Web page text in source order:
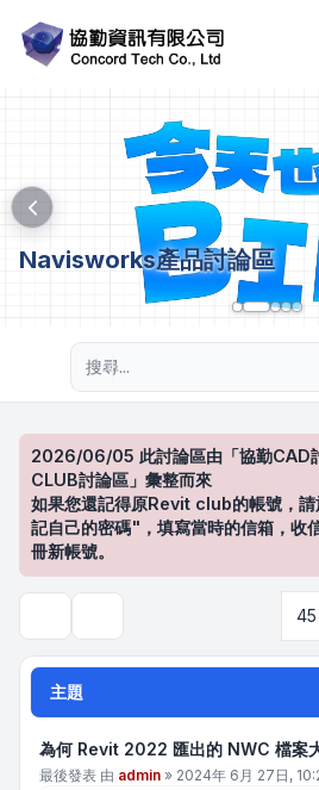
Navisworks產品討論區
2026/06/05 此討論區由「協勤CAD
CLUB討論區」彙整而來
如果您還記得原Revit club的帳號，
記自己的密碼"，填寫當時的信箱，收
冊新帳號。
45
主題
為何 Revit 2022 匯出的 NWC 檔案
最後發表 由 admin » 2024年 6月 27日,